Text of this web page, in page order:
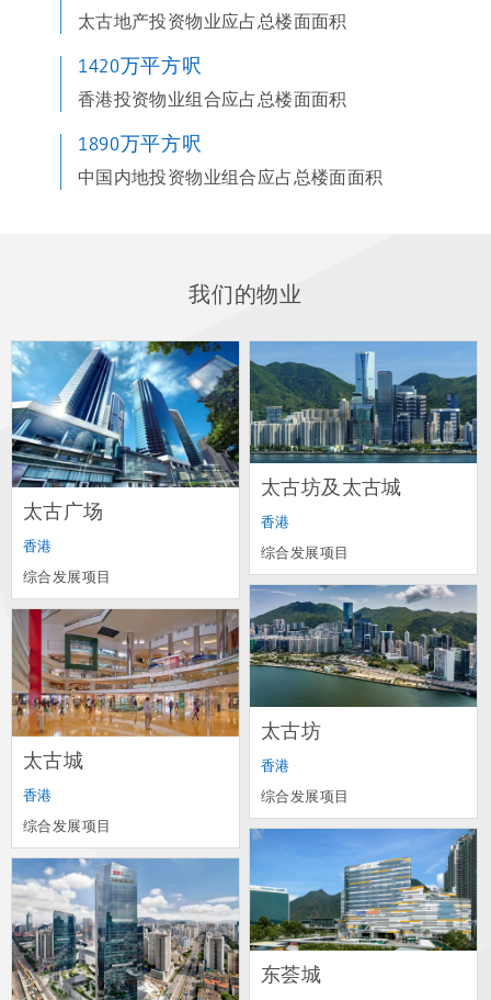
太古地产投资物业应占总楼面面积
1420万平方呎
香港投资物业组合应占总楼面面积
1890万平方呎
中国内地投资物业组合应占总楼面面积
我们的物业
太古广场
香港
综合发展项目
太古坊及太古城
香港
综合发展项目
太古坊
香港
综合发展项目
太古城
香港
综合发展项目
东荟城